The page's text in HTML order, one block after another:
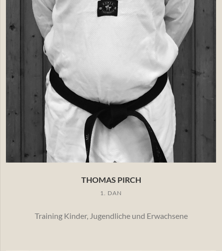
THOMAS PIRCH
1. DAN
Training Kinder, Jugendliche und Erwachsene